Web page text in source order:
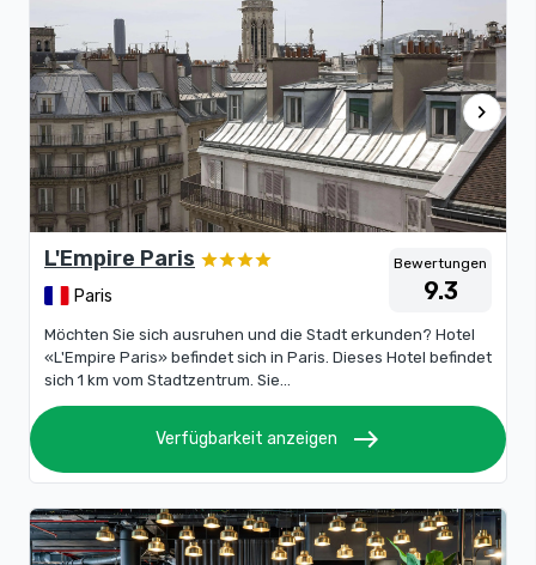
chevron_right
L'Empire Paris
Paris
Bewertungen
9.3
Möchten Sie sich ausruhen und die Stadt erkunden? Hotel
«L'Empire Paris» befindet sich in Paris. Dieses Hotel befindet
sich 1 km vom Stadtzentrum. Sie...
Verfügbarkeit anzeigen east